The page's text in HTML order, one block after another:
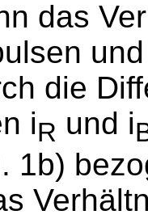
das
die
iR und i
1b)